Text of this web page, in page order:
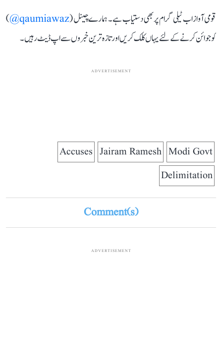
قومی آواز اب ٹیلی گرام پر بھی دستیاب ہے۔ ہمارے چینل (qaumiawaz@
)
کو جوائن کرنے کے لئے یہاں کلک کریں اور تازہ ترین خبروں سے اپ ڈیٹ رہیں۔
ADVERTISEMENT
Modi Govt
Jairam Ramesh
Accuses
Delimitation
Comment(s)
ADVERTISEMENT